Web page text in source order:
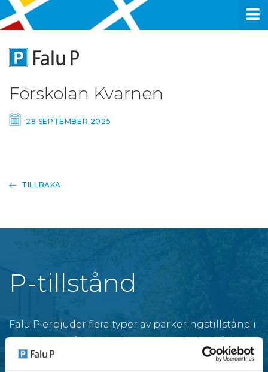
Förskolan Kvarnen
28 SEPTEMBER 2025
TILLBAKA
P-tillstånd
Falu P erbjuder flera typer av parkeringstillstånd i
centrala områden i Falun, anpassade för både
privatpersoner och verksamheter.